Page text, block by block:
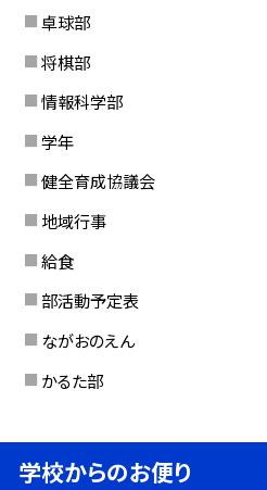
卓球部
将棋部
情報科学部
学年
健全育成協議会
地域行事
給食
部活動予定表
ながおのえん
かるた部
学校からのお便り